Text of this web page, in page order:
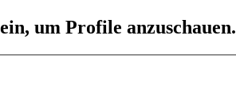
um Profile anzuschauen.